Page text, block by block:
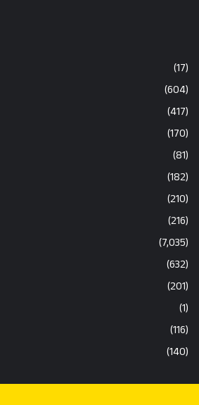
(17)
(604)
(417)
(170)
(81)
(182)
(210)
(216)
(7,035)
(632)
(201)
(1)
(116)
(140)